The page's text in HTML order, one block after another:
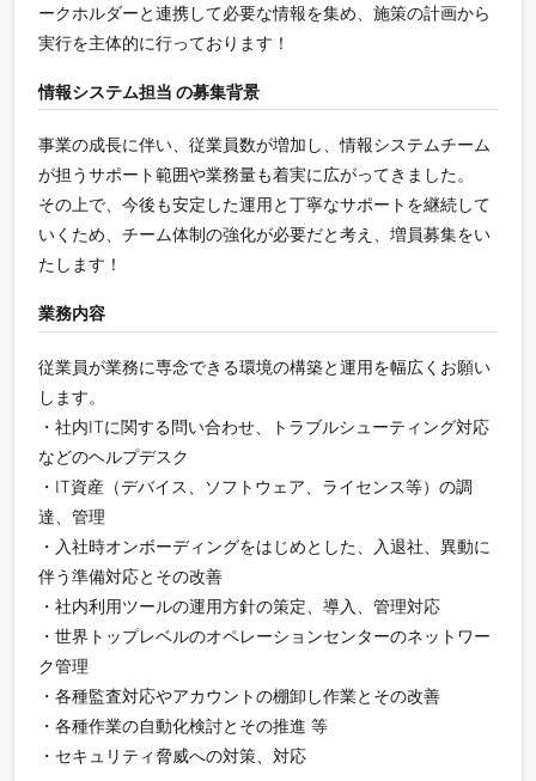
ークホルダーと連携して必要な情報を集め、施策の計画から
実行を主体的に行っております！
情報システム担当 の募集背景
事業の成長に伴い、従業員数が増加し、情報システムチーム
が担うサポート範囲や業務量も着実に広がってきました。
その上で、今後も安定した運用と丁寧なサポートを継続して
いくため、チーム体制の強化が必要だと考え、増員募集をい
たします！
業務内容
従業員が業務に専念できる環境の構築と運用を幅広くお願い
します。
・社内ITに関する問い合わせ、トラブルシューティング対応
などのヘルプデスク
・IT資産（デバイス、ソフトウェア、ライセンス等）の調
達、管理
・入社時オンボーディングをはじめとした、入退社、異動に
伴う準備対応とその改善
・社内利用ツールの運用方針の策定、導入、管理対応
・世界トップレベルのオペレーションセンターのネットワー
ク管理
・各種監査対応やアカウントの棚卸し作業とその改善
・各種作業の自動化検討とその推進 等
・セキュリティ脅威への対策、対応